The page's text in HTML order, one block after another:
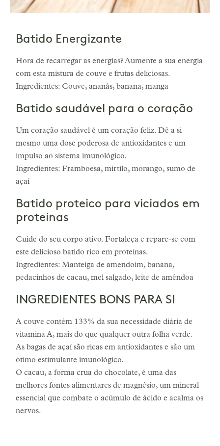
Batido Energizante
Hora de recarregar as energias? Aumente a sua energia
com esta mistura de couve e frutas deliciosas.
Ingredientes: Couve, ananás, banana, manga
Batido saudável para o coração
Um coração saudável é um coração feliz. Dê a si
mesmo uma dose poderosa de antioxidantes e um
impulso ao sistema imunológico.
Ingredientes: Framboesa, mirtilo, morango, sumo de
açaí
Batido proteico para viciados em
proteínas
Cuide do seu corpo ativo. Fortaleça e repare-se com
este delicioso batido rico em proteínas.
Ingredientes: Manteiga de amendoim, banana,
pedacinhos de cacau, mel salgado, leite de amêndoa
INGREDIENTES BONS PARA SI
A couve contém 133% da sua necessidade diária de
vitamina A, mais do que qualquer outra folha verde.
As bagas de açaí são ricas em antioxidantes e são um
ótimo estimulante imunológico.
O cacau, a forma crua do chocolate, é uma das
melhores fontes alimentares de magnésio, um mineral
essencial que combate o acúmulo de ácido e acalma os
nervos.